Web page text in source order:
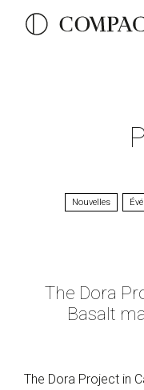
Nouvelles
The Dora
Basalt
The Dora Project in